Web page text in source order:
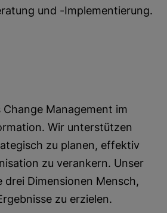
und -Implementierung.
Management im
Wir unterstützen
zu planen, effektiv
zu verankern. Unser
Dimensionen Mensch,
zu erzielen.